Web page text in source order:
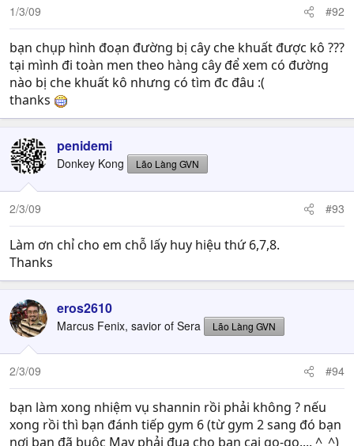
1/3/09 #92
bạn chụp hình đoạn đường bị cây che khuất được kô ???
tại mình đi toàn men theo hàng cây để xem có đường
nào bị che khuất kô nhưng có tìm đc đâu :(
thanks
penidemi
Donkey Kong Lão Làng GVN
2/3/09 #93
Làm ơn chỉ cho em chỗ lấy huy hiệu thứ 6,7,8.
Thanks
eros2610
Marcus Fenix, savior of Sera Lão Làng GVN
2/3/09 #94
bạn làm xong nhiệm vụ shannin rồi phải không ? nếu
xong rồi thì bạn đánh tiếp gym 6 (từ gym 2 sang đó bạn
nơi bạn đã buộc May phải đua cho ban cai go-go.... ^_^)